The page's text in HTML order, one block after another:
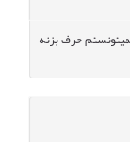
حرف بزنه